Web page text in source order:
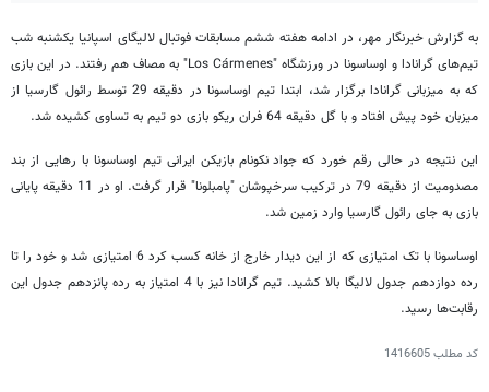
به گزارش خبرنگار مهر، در ادامه هفته ششم مسابقات فوتبال لالیگای اسپانیا یکشنبه شب
تیم‌های گرانادا و اوساسونا در ورزشگاه "Los Cármenes" به مصاف هم رفتند. در این بازی
که به میزبانی گرانادا برگزار شد، ابتدا تیم اوساسونا در دقیقه 29 توسط رائول گارسیا از
میزبان خود پیش افتاد و با گل دقیقه 64 فران ریکو بازی دو تیم به تساوی کشیده شد.
این نتیجه در حالی رقم خورد که جواد نکونام بازیکن ایرانی تیم اوساسونا با رهایی از بند
مصدومیت از دقیقه 79 در ترکیب سرخپوشان "پامبلونا" قرار گرفت. او در 11 دقیقه پایانی
بازی به جای رائول گارسیا وارد زمین شد.
اوساسونا با تک امتیازی که از این دیدار خارج از خانه کسب کرد 6 امتیازی شد و خود را تا
رده دوازدهم جدول لالیگا بالا کشید. تیم گرانادا نیز با 4 امتیاز به رده پانزدهم جدول این
رقابت‌ها رسید.
کد مطلب1416605